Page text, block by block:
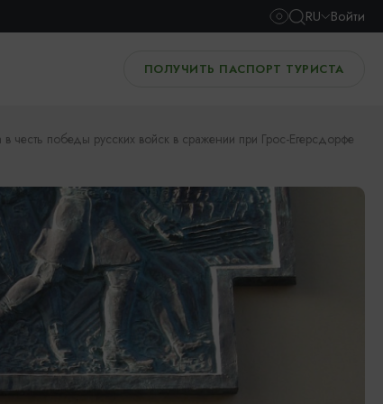
RU Войти
ПОЛУЧИТЬ ПАСПОРТ ТУРИСТА
честь победы русских войск в сражении при Грос-Егерсдорфе